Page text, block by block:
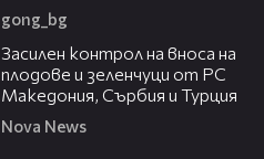
gong_bg
Засилен контрол на вноса на
плодове и зеленчуци от РС
Македония, Сърбия и Турция
Nova News